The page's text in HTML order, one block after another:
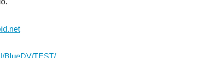
BlueDV/TEST/